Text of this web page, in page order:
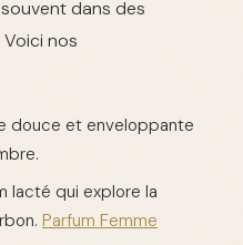
dans des
nos
douce et enveloppante
lacté qui explore la
Parfum Femme